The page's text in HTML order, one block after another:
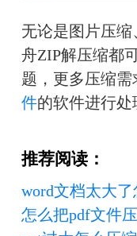
无论是图片压
舟ZIP解压缩都
题，更多压缩需
件的软件进行处
推荐阅读：
word文档太大
怎么把pdf文件